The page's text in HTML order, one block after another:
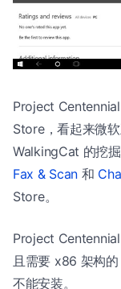
Project
Store，看起来微
WalkingCat 的挖掘
Fax & Scan 和
Store。
Project
且需要 x86 架构
不能安装。